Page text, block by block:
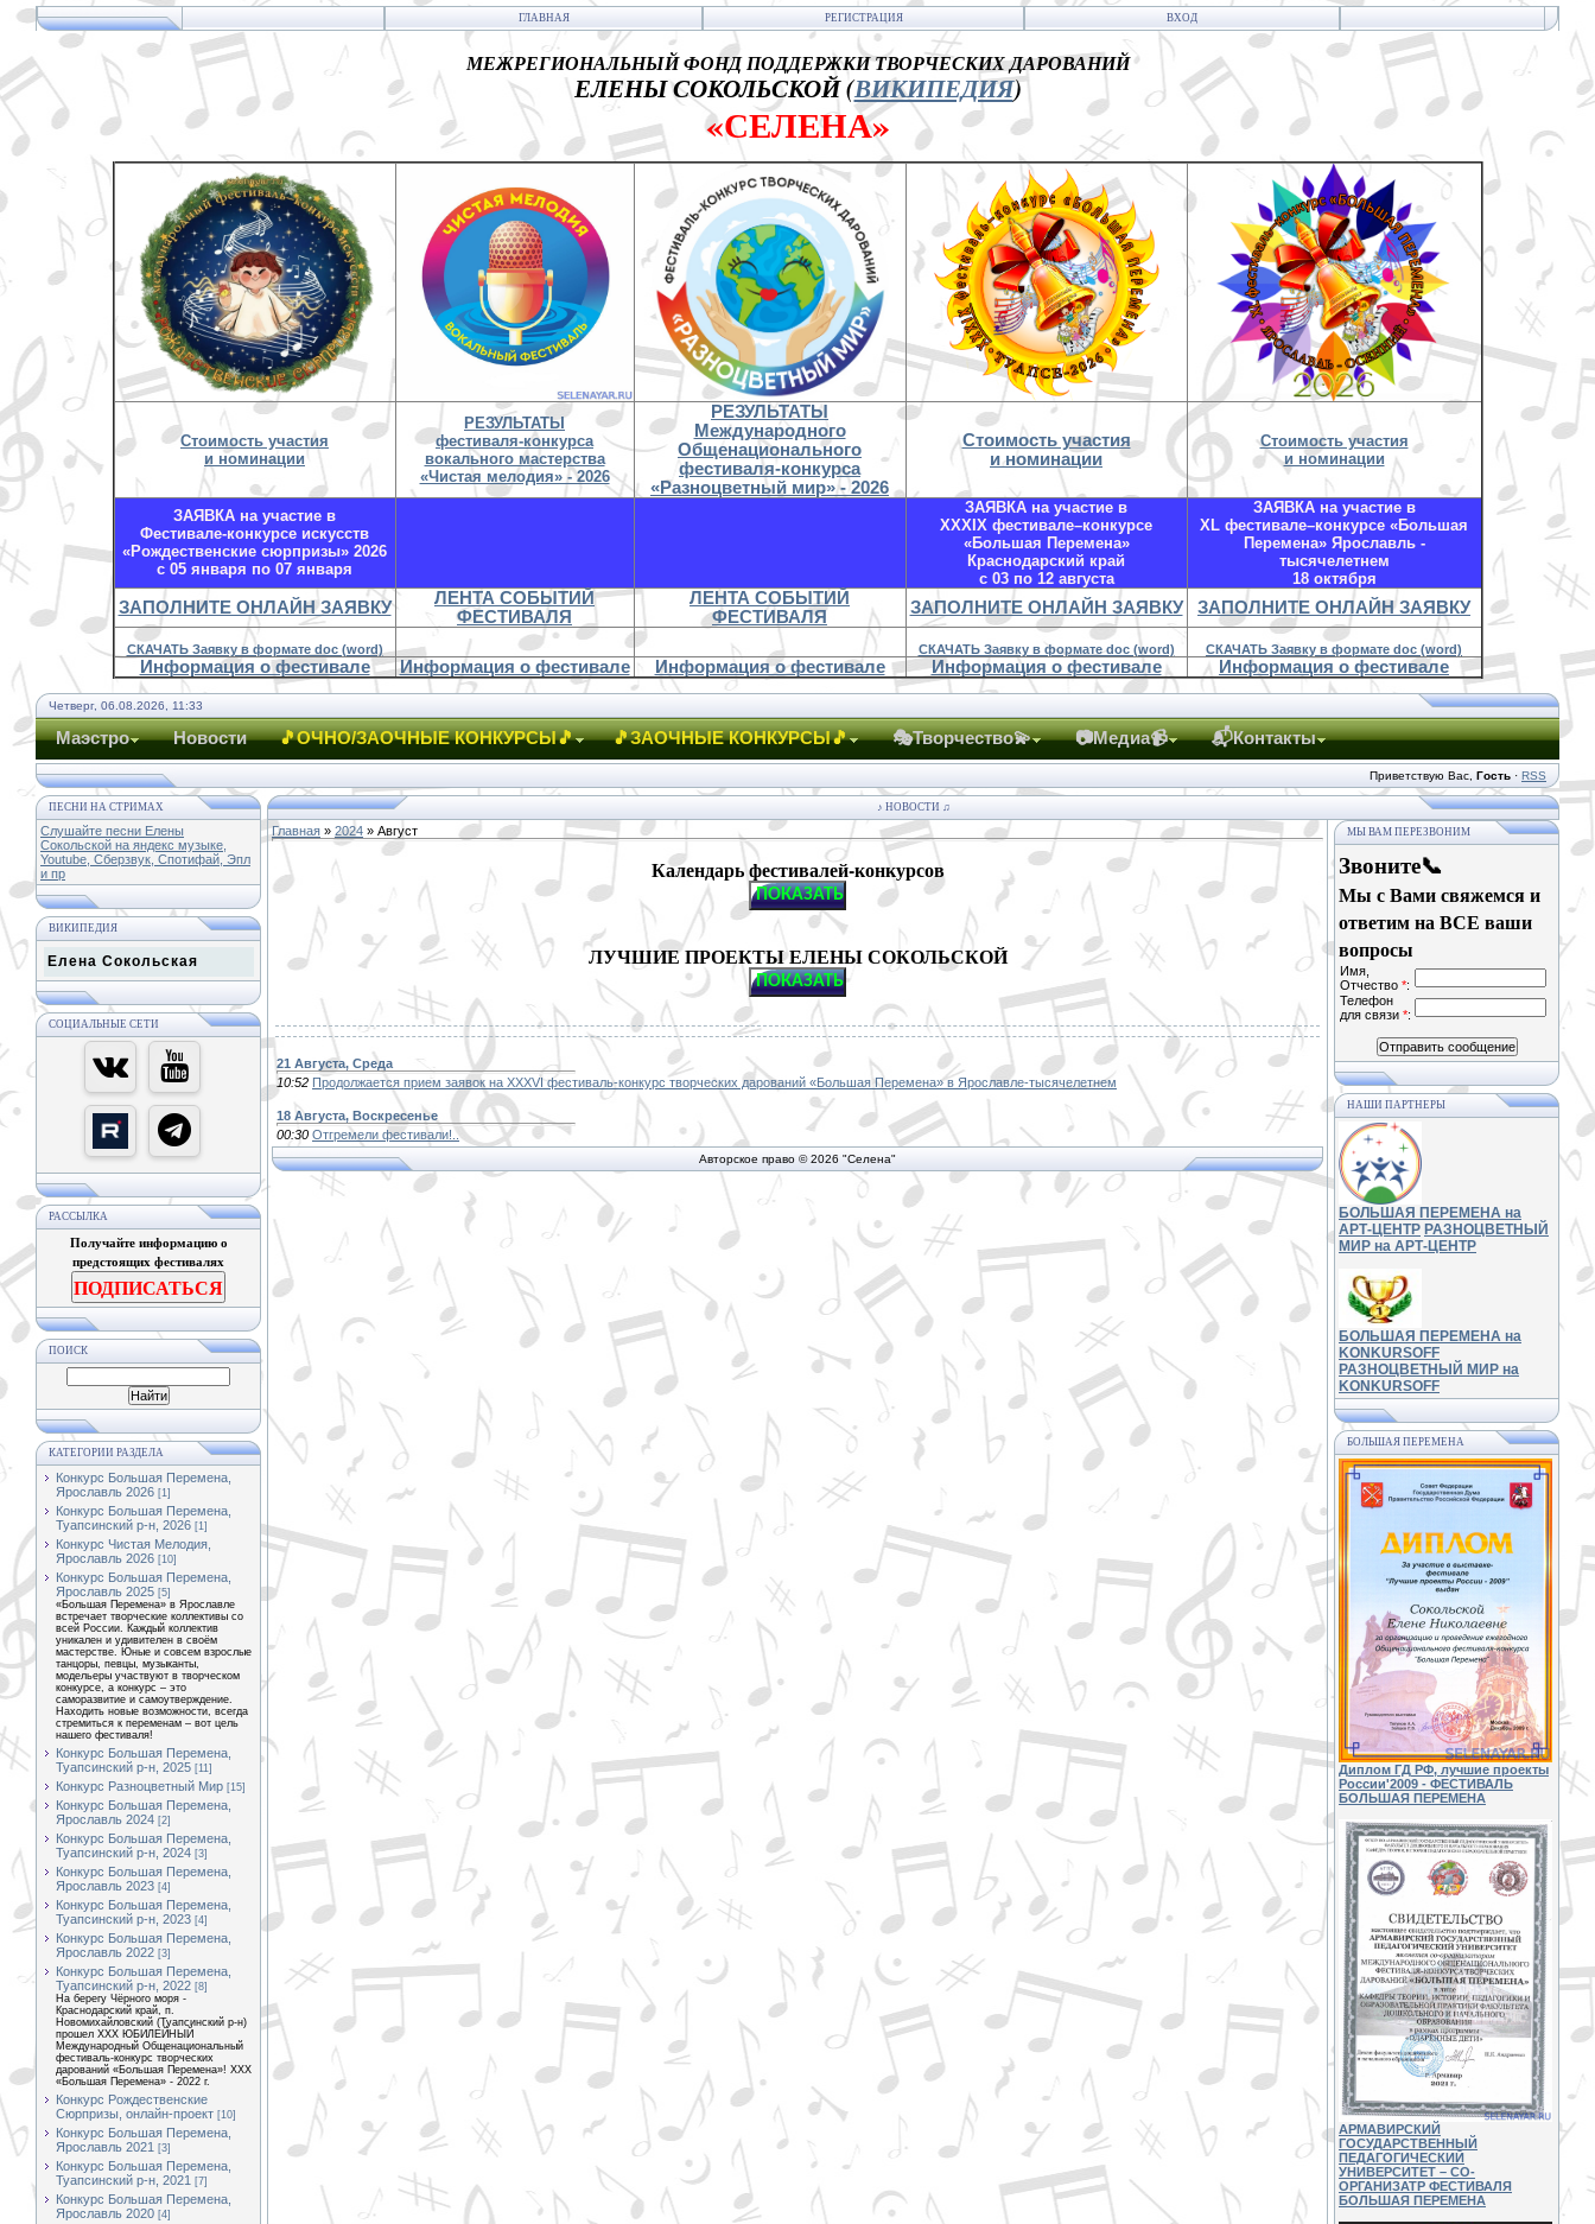
ГЛАВНАЯ РЕГИСТРАЦИЯ ВХОД
МЕЖРЕГИОНАЛЬНЫЙ ФОНД ПОДДЕРЖКИ ТВОРЧЕСКИХ ДАРОВАНИЙ
ЕЛЕНЫ СОКОЛЬСКОЙ (ВИКИПЕДИЯ)
«СЕЛЕНА»
Стоимость участия
и номинации
РЕЗУЛЬТАТЫ
фестиваля-конкурса
вокального мастерства
«Чистая мелодия» - 2026
РЕЗУЛЬТАТЫ
Международного
Общенационального
фестиваля-конкурса
«Разноцветный мир» - 2026
Стоимость участия
и номинации
Стоимость участия
и номинации
ЗАЯВКА на участие в
Фестивале-конкурсе искусств
«Рождественские сюрпризы» 2026
с 05 января по 07 января
ЗАЯВКА на участие в
XXXIX фестивале–конкурсе
«Большая Перемена»
Краснодарский край
с 03 по 12 августа
ЗАЯВКА на участие в
XL фестивале–конкурсе «Большая
Перемена» Ярославль -
тысячелетнем
18 октября
ЗАПОЛНИТЕ ОНЛАЙН ЗАЯВКУ
ЛЕНТА СОБЫТИЙ
ФЕСТИВАЛЯ
ЛЕНТА СОБЫТИЙ
ФЕСТИВАЛЯ
ЗАПОЛНИТЕ ОНЛАЙН ЗАЯВКУ ЗАПОЛНИТЕ ОНЛАЙН ЗАЯВКУ
СКАЧАТЬ Заявку в формате doc (word) СКАЧАТЬ Заявку в формате doc (word) СКАЧАТЬ Заявку в формате doc (word)
Информация о фестивале Информация о фестивале Информация о фестивале Информация о фестивале Информация о фестивале
Четверг, 06.08.2026, 11:33
Маэстро Новости 🎵ОЧНО/ЗАОЧНЫЕ КОНКУРСЫ🎵 🎵ЗАОЧНЫЕ КОНКУРСЫ🎵 🎭Творчество💫 📷Медиа📹 📬Контакты
Приветствую Вас Гость · RSS
ПЕСНИ НА СТРИМАХ
Слушайте песни Елены
Сокольской на яндекс музыке,
Youtube, Сберзвук, Спотифай, Эпл
и пр
ВИКИПЕДИЯ
Елена Сокольская
СОЦИАЛЬНЫЕ СЕТИ
РАССЫЛКА
Получайте информацию о
предстоящих фестивалях
ПОДПИСАТЬСЯ
ПОИСК
КАТЕГОРИИ РАЗДЕЛА
Конкурс Большая Перемена,
Ярославль 2026 [1]
Конкурс Большая Перемена,
Туапсинский р-н, 2026 [1]
Конкурс Чистая Мелодия,
Ярославль 2026 [10]
Конкурс Большая Перемена,
Ярославль 2025 [5]
«Большая Перемена» в Ярославле
встречает творческие коллективы со
всей России. Каждый коллектив
уникален и удивителен в своём
мастерстве. Юные и совсем взрослые
танцоры, певцы, музыканты,
модельеры участвуют в творческом
конкурсе, а конкурс – это
саморазвитие и самоутверждение.
Находить новые возможности, всегда
стремиться к переменам – вот цель
нашего фестиваля!
Конкурс Большая Перемена,
Туапсинский р-н, 2025 [11]
Конкурс Разноцветный Мир [15]
Конкурс Большая Перемена,
Ярославль 2024 [2]
Конкурс Большая Перемена,
Туапсинский р-н, 2024 [3]
Конкурс Большая Перемена,
Ярославль 2023 [4]
Конкурс Большая Перемена,
Туапсинский р-н, 2023 [4]
Конкурс Большая Перемена,
Ярославль 2022 [3]
Конкурс Большая Перемена,
Туапсинский р-н, 2022 [8]
На берегу Чёрного моря -
Краснодарский край, п.
Новомихайловский (Туапсинский р-н)
прошел XXX ЮБИЛЕЙНЫЙ
Международный Общенациональный
фестиваль-конкурс творческих
дарований «Большая Перемена»! XXX
«Большая Перемена» - 2022 г.
Конкурс Рождественские
Сюрпризы, онлайн-проект [10]
Конкурс Большая Перемена,
Ярославль 2021 [3]
Конкурс Большая Перемена,
Туапсинский р-н, 2021 [7]
Конкурс Большая Перемена,
Ярославль 2020 [4]
♪ НОВОСТИ ♫
Главная » 2024 » Август
Календарь фестивалей-конкурсов
ЛУЧШИЕ ПРОЕКТЫ ЕЛЕНЫ СОКОЛЬСКОЙ
21 Августа, Среда
10:52 Продолжается прием заявок на XXXVI фестиваль-конкурс творческих дарований «Большая Перемена» в Ярославле-тысячелетнем
18 Августа, Воскресенье
00:30 Отгремели фестивали!..
Авторское право © 2026 "Селена"
МЫ ВАМ ПЕРЕЗВОНИМ
Звоните📞
Мы с Вами свяжемся и
ответим на ВСЕ ваши
вопросы
Имя,
Отчество *:
Телефон
для связи *:
НАШИ ПАРТНЕРЫ
БОЛЬШАЯ ПЕРЕМЕНА на
АРТ-ЦЕНТР РАЗНОЦВЕТНЫЙ
МИР на АРТ-ЦЕНТР
БОЛЬШАЯ ПЕРЕМЕНА на
KONKURSOFF
РАЗНОЦВЕТНЫЙ МИР на
KONKURSOFF
БОЛЬШАЯ ПЕРЕМЕНА
Диплом ГД РФ, лучшие проекты
России'2009 - ФЕСТИВАЛЬ
БОЛЬШАЯ ПЕРЕМЕНА
АРМАВИРСКИЙ
ГОСУДАРСТВЕННЫЙ
ПЕДАГОГИЧЕСКИЙ
УНИВЕРСИТЕТ – СО-
ОРГАНИЗАТР ФЕСТИВАЛЯ
БОЛЬШАЯ ПЕРЕМЕНА